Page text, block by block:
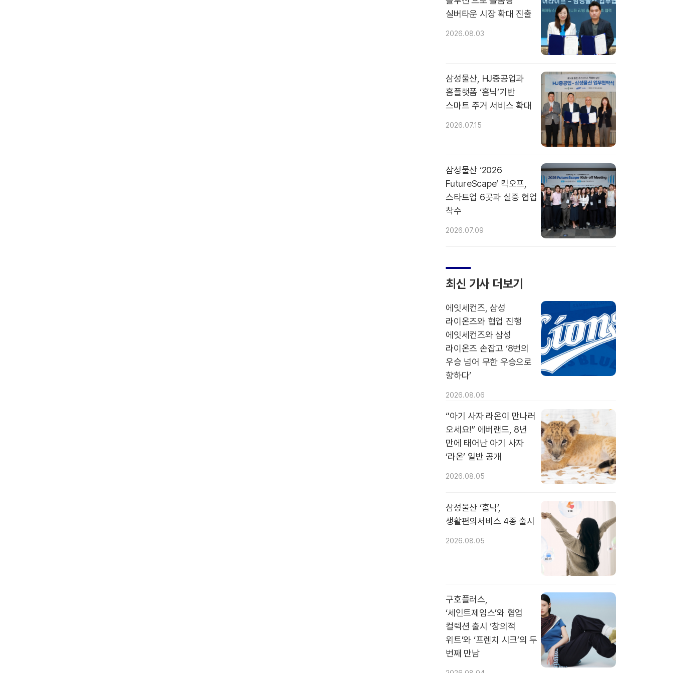
실버타운 시장 확대 진출
2026.08.03
삼성물산, HJ중공업과
홈플랫폼 ‘홈닉’기반
스마트 주거 서비스 확대
2026.07.15
삼성물산 ‘2026
FutureScape’ 킥오프,
스타트업 6곳과 실증 협업
착수
2026.07.09
최신 기사 더보기
에잇세컨즈, 삼성
라이온즈와 협업 진행
에잇세컨즈와 삼성
라이온즈 손잡고 ‘8번의
우승 넘어 무한 우승으로
향하다’
2026.08.06
“아기 사자 라온이 만나러
오세요!” 에버랜드, 8년
만에 태어난 아기 사자
‘라온’ 일반 공개
2026.08.05
삼성물산 ‘홈닉’,
생활편의서비스 4종 출시
2026.08.05
구호플러스,
‘세인트제임스’와 협업
컬렉션 출시 ‘창의적
위트’와 ‘프렌치 시크’의 두
번째 만남